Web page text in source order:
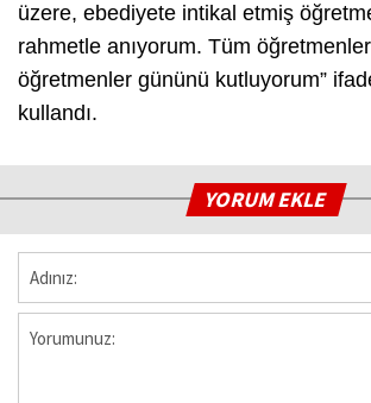
üzere, ebediyete intikal etmiş
rahmetle anıyorum. Tüm
öğretmenler gününü kutluyorum”
kullandı.
YORUM EKLE